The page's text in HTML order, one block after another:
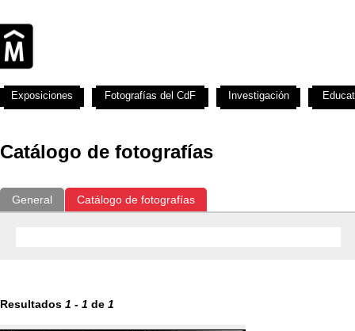
Catálogo de fotografías
General Catálogo de fotografías
Resultados 1 - 1 de 1
Exposiciones Fotografías del CdF Investigación